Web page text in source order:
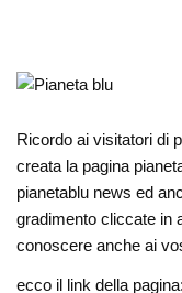
Ricordo ai visitatori di
creata la pagina
pianetablu news ed
gradimento cliccate in
conoscere anche ai
ecco il link della pagina: